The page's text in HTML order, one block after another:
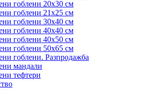
гоблени 20x30 см
гоблени 21x25 см
гоблени 30x40 см
гоблени 40x40 см
гоблени 40x50 см
гоблени 50x65 см
гоблени. Разпродажба
мандали
тефтери